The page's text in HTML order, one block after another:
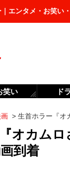
｜エンタメ・お笑い
> 生首ホラー『オ
オカム
到着
笑い ド